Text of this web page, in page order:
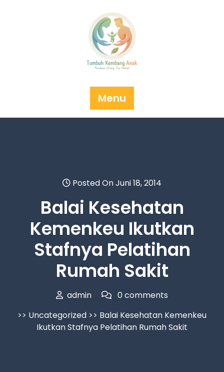
Menu
Posted On Juni 18, 2014
Balai Kesehatan
Kemenkeu Ikutkan
Stafnya Pelatihan
Rumah Sakit
admin
0 comments
>> Uncategorized >> Balai Kesehatan Kemenkeu
Ikutkan Stafnya Pelatihan Rumah Sakit